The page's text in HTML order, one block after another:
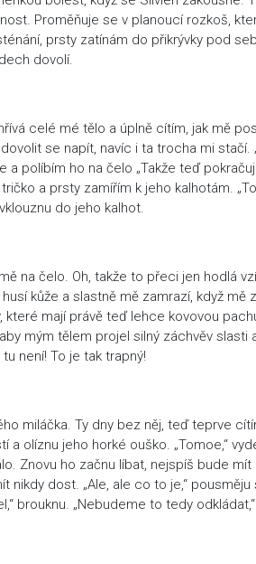
Proměňuje se v planoucí rozkoš,
prsty zatínám do přikrývky pod
dovolí.
celé mé tělo a úplně cítím, jak mě
se napít, navíc i ta trocha mi stačí.
a políbím ho na čelo „Takže teď
a prsty zamířím k jeho kalhotám.
do jeho kalhot.
na čelo. Oh, takže to přeci jen hodlá
kůže a slastně mě zamrazí, když mě
které mají právě teď lehce kovovou
mým tělem projel silný záchvěv slasti
není! To je tak trapný!
miláčka. Ty dny bez něj, teď teprve
a olíznu jeho horké ouško. „Tomoe,“
Znovu ho začnu líbat, nejspíš bude mít
dost. „Ale, ale co to je,“ pousměju
brouknu. „Nebudeme to tedy